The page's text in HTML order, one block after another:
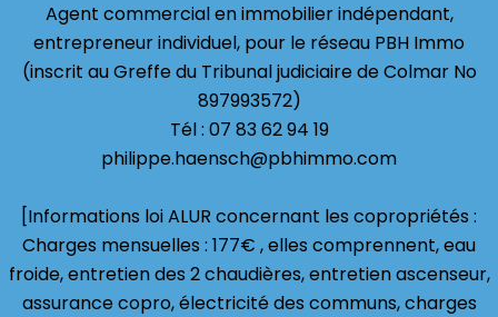
Agent commercial en immobilier indépendant,
entrepreneur individuel, pour le réseau PBH Immo
(inscrit au Greffe du Tribunal judiciaire de Colmar No
897993572)
Tél : 07 83 62 94 19
philippe.haensch@pbhimmo.com
[Informations loi ALUR concernant les copropriétés :
Charges mensuelles : 177€ , elles comprennent, eau
froide, entretien des 2 chaudières, entretien ascenseur,
assurance copro, électricité des communs, charges